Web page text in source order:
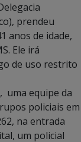
prendeu
anos de idade,
Ele irá
de uso restrito
uma equipe da
policiais em
na entrada
um policial